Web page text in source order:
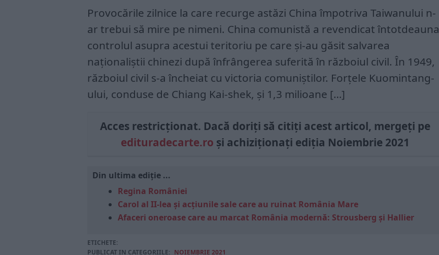
Provocările zilnice la care recurge astăzi China împotriva Taiwanului n-
ar trebui să mire pe nimeni. China comunistă a revendicat întotdeauna
controlul asupra acestui teritoriu pe care și-au găsit salvarea
naționaliștii chinezi după înfrângerea suferită în războiul civil. În 1949,
războiul civil s-a încheiat cu victoria comuniștilor. Forțele Kuomintang-
ului, conduse de Chiang Kai-shek, și 1,3 milioane […]
Acces restricționat. Dacă doriți să citiți acest articol, mergeți pe
edituradecarte.ro și achiziționați ediția Noiembrie 2021
Din ultima ediție ...
Regina României
Carol al II-lea și acțiunile sale care au ruinat România Mare
Afaceri oneroase care au marcat România modernă: Strousberg și Hallier
ETICHETE:
PUBLICAT IN CATEGORIILE: NOIEMBRIE 2021